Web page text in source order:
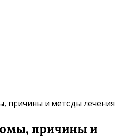
причины и методы лечения
причины и